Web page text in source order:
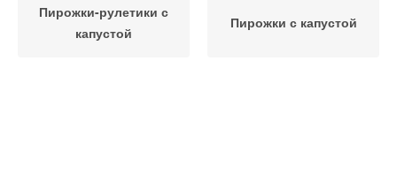
Пирожки-рулетики с
капустой
Пирожки с капустой